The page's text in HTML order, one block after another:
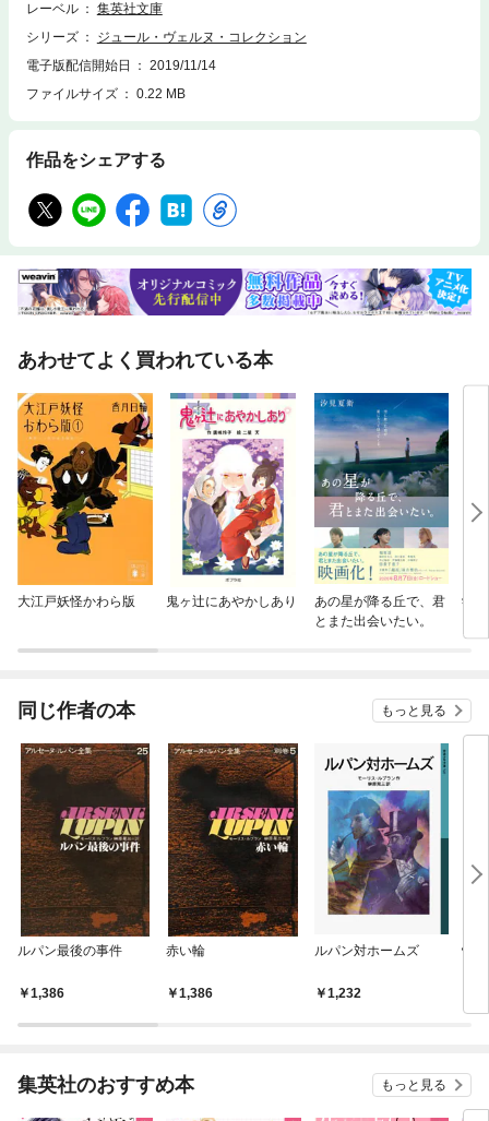
レーベル
集英社文庫
シリーズ
ジュール・ヴェルヌ・コレクション
電子版配信開始日
2019/11/14
ファイルサイズ
0.22 MB
作品をシェアする
あわせてよく買われている本
大江戸妖怪かわら版 鬼ヶ辻にあやかしあり
あの星が降る丘で、君
とまた出会いたい。
学
同じ作者の本 もっと見る
ルパン最後の事件
1,386
赤い輪
1,386
ルパン対ホームズ
1,232
怪
集英社のおすすめ本 もっと見る